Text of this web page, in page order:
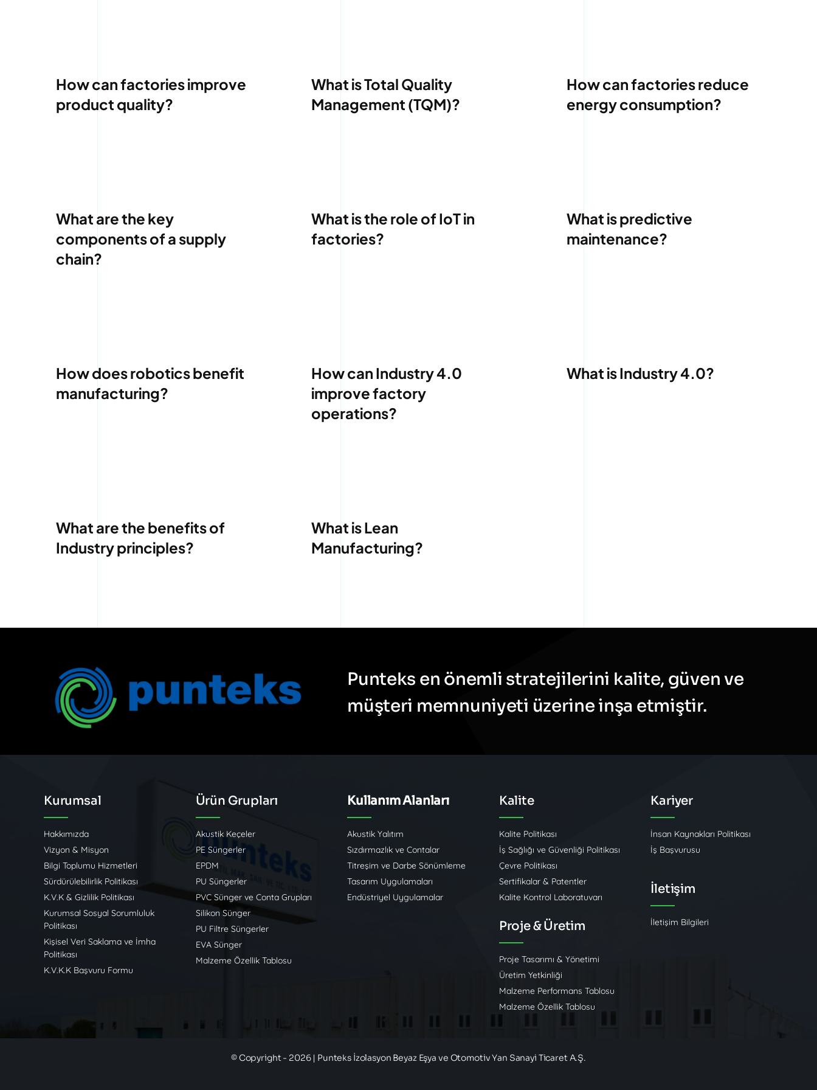
How can factories improve
product quality?
What is Total Quality
Management (TQM)?
How can factories reduce
energy consumption?
What are the key
components of a supply
chain?
What is the role of IoT in
factories?
What is predictive
maintenance?
How does robotics benefit
manufacturing?
How can Industry 4.0
improve factory
operations?
What is Industry 4.0?
What are the benefits of
Industry principles?
What is Lean
Manufacturing?
Punteks en önemli stratejilerini kalite, güven ve
müşteri memnuniyeti üzerine inşa etmiştir.
Kurumsal
Hakkımızda
Vizyon & Misyon
Bilgi Toplumu Hizmetleri
Sürdürülebilirlik Politikası
K.V.K & Gizlilik Politikası
Kurumsal Sosyal Sorumluluk
Politikası
Kişisel Veri Saklama ve İmha
Politikası
K.V.K.K Başvuru Formu
Ürün Grupları
Akustik Keçeler
PE Süngerler
EPDM
PU Süngerler
PVC Sünger ve Conta Grupları
Silikon Sünger
PU Filtre Süngerler
EVA Sünger
Malzeme Özellik Tablosu
Kullanım Alanları
Akustik Yalıtım
Sızdırmazlık ve Contalar
Titreşim ve Darbe Sönümleme
Tasarım Uygulamaları
Endüstriyel Uygulamalar
Kalite
Kalite Politikası
İş Sağlığı ve Güvenliği Politikası
Çevre Politikası
Sertifikalar & Patentler
Kalite Kontrol Laboratuvarı
Proje & Üretim
Proje Tasarımı & Yönetimi
Üretim Yetkinliği
Malzeme Performans Tablosu
Malzeme Özellik Tablosu
Kariyer
İnsan Kaynakları Politikası
İş Başvurusu
İletişim
İletişim Bilgileri
© Copyright - 2026 | Punteks İzolasyon Beyaz Eşya ve Otomotiv Yan Sanayi Ticaret A.Ş.